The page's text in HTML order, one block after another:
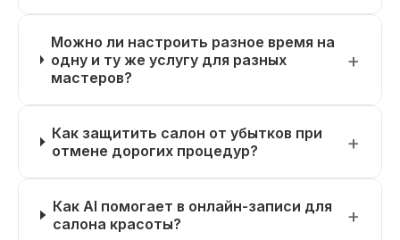
Можно ли настроить разное время на
одну и ту же услугу для разных
мастеров?
Как защитить салон от убытков при
отмене дорогих процедур?
Как AI помогает в онлайн-записи для
салона красоты?